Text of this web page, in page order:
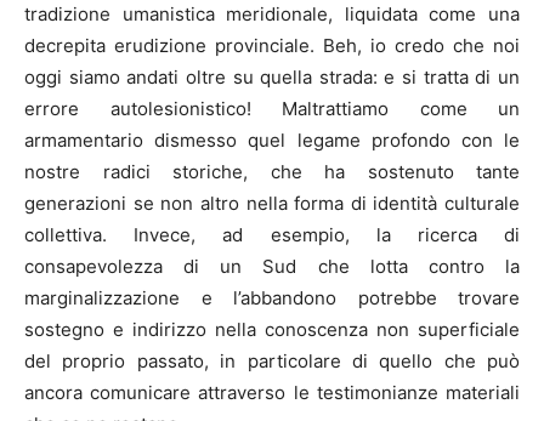
tradizione umanistica meridionale, liquidata come una
decrepita erudizione provinciale. Beh, io credo che noi
oggi siamo andati oltre su quella strada: e si tratta di un
errore autolesionistico! Maltrattiamo come un
armamentario dismesso quel legame profondo con le
nostre radici storiche, che ha sostenuto tante
generazioni se non altro nella forma di identità culturale
collettiva. Invece, ad esempio, la ricerca di
consapevolezza di un Sud che lotta contro la
marginalizzazione e l’abbandono potrebbe trovare
sostegno e indirizzo nella conoscenza non superficiale
del proprio passato, in particolare di quello che può
ancora comunicare attraverso le testimonianze materiali